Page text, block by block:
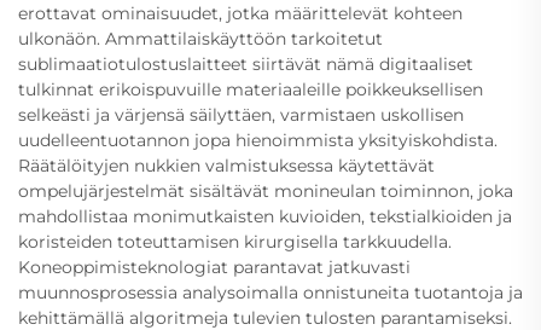
erottavat ominaisuudet, jotka määrittelevät kohteen
ulkonäön. Ammattilaiskäyttöön tarkoitetut
sublimaatiotulostuslaitteet siirtävät nämä digitaaliset
tulkinnat erikoispuvuille materiaaleille poikkeuksellisen
selkeästi ja värjensä säilyttäen, varmistaen uskollisen
uudelleentuotannon jopa hienoimmista yksityiskohdista.
Räätälöityjen nukkien valmistuksessa käytettävät
ompelujärjestelmät sisältävät monineulan toiminnon, joka
mahdollistaa monimutkaisten kuvioiden, tekstialkioiden ja
koristeiden toteuttamisen kirurgisella tarkkuudella.
Koneoppimisteknologiat parantavat jatkuvasti
muunnosprosessia analysoimalla onnistuneita tuotantoja ja
kehittämällä algoritmeja tulevien tulosten parantamiseksi.